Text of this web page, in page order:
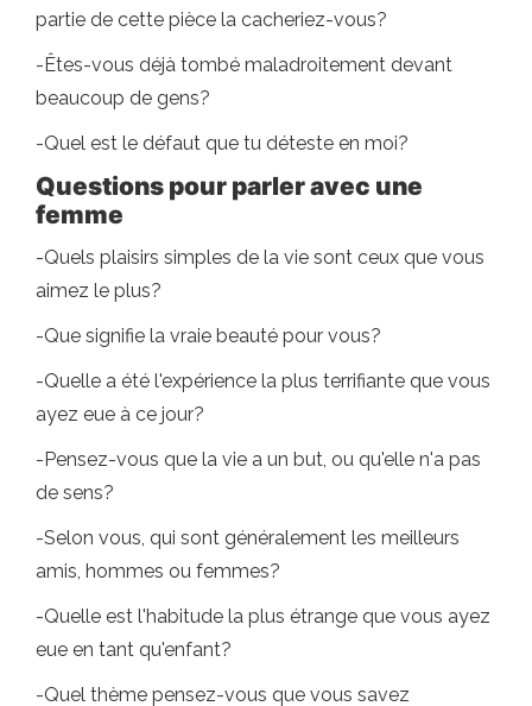
partie de cette pièce la cacheriez-vous?
-Êtes-vous déjà tombé maladroitement devant
beaucoup de gens?
-Quel est le défaut que tu déteste en moi?
Questions pour parler avec une
femme
-Quels plaisirs simples de la vie sont ceux que vous
aimez le plus?
-Que signifie la vraie beauté pour vous?
-Quelle a été l'expérience la plus terrifiante que vous
ayez eue à ce jour?
-Pensez-vous que la vie a un but, ou qu'elle n'a pas
de sens?
-Selon vous, qui sont généralement les meilleurs
amis, hommes ou femmes?
-Quelle est l'habitude la plus étrange que vous ayez
eue en tant qu'enfant?
-Quel thème pensez-vous que vous savez